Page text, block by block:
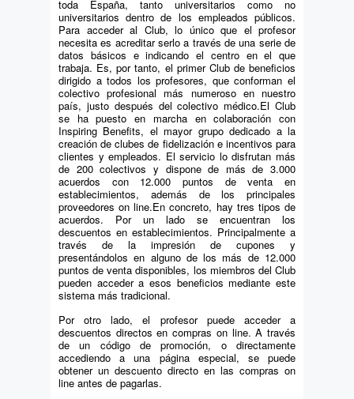
toda España, tanto universitarios como no
universitarios dentro de los empleados públicos.
Para acceder al Club, lo único que el profesor
necesita es acreditar serlo a través de una serie de
datos básicos e indicando el centro en el que
trabaja. Es, por tanto, el primer Club de beneficios
dirigido a todos los profesores, que conforman el
colectivo profesional más numeroso en nuestro
país, justo después del colectivo médico.El Club
se ha puesto en marcha en colaboración con
Inspiring Benefits, el mayor grupo dedicado a la
creación de clubes de fidelización e incentivos para
clientes y empleados. El servicio lo disfrutan más
de 200 colectivos y dispone de más de 3.000
acuerdos con 12.000 puntos de venta en
establecimientos, además de los principales
proveedores on line.En concreto, hay tres tipos de
acuerdos. Por un lado se encuentran los
descuentos en establecimientos. Principalmente a
través de la impresión de cupones y
presentándolos en alguno de los más de 12.000
puntos de venta disponibles, los miembros del Club
pueden acceder a esos beneficios mediante este
sistema más tradicional.
Por otro lado, el profesor puede acceder a
descuentos directos en compras on line. A través
de un código de promoción, o directamente
accediendo a una página especial, se puede
obtener un descuento directo en las compras on
line antes de pagarlas.